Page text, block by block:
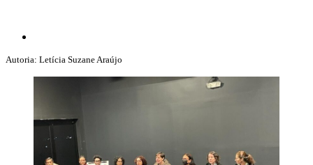
Autoria: Letícia Suzane Araújo